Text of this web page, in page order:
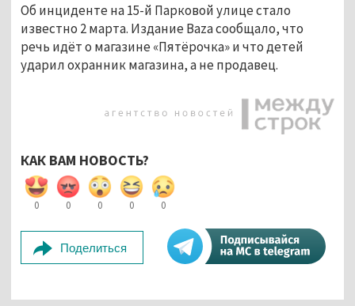
Об инциденте на 15-й Парковой улице стало
известно 2 марта. Издание Baza сообщало, что
речь идёт о магазине «Пятёрочка» и что детей
ударил охранник магазина, а не продавец.
КАК ВАМ НОВОСТЬ?
0 0 0 0 0
Поделиться